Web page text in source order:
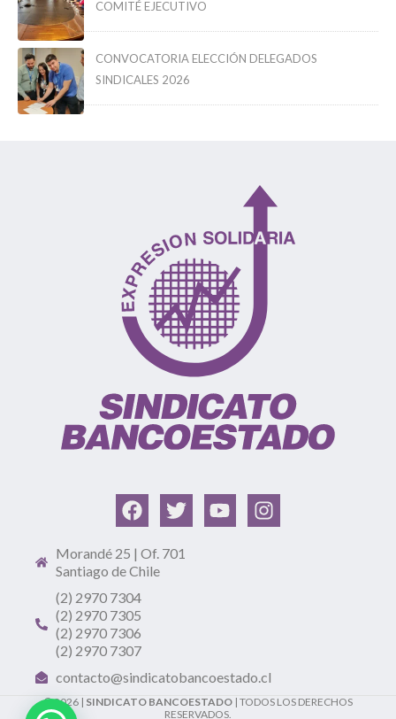
COMITÉ EJECUTIVO
CONVOCATORIA ELECCIÓN DELEGADOS
SINDICALES 2026
Morandé 25 | Of. 701
Santiago de Chile
(2) 2970 7304
(2) 2970 7305
(2) 2970 7306
(2) 2970 7307
contacto@sindicatobancoestado.cl
© 2026 | SINDICATO BANCOESTADO | TODOS LOS DERECHOS
RESERVADOS.